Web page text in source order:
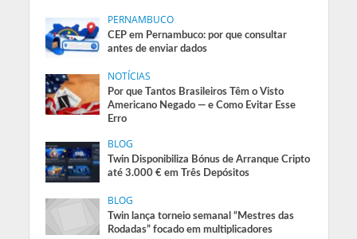
PERNAMBUCO
CEP em Pernambuco: por que consultar
antes de enviar dados
NOTÍCIAS
Por que Tantos Brasileiros Têm o Visto
Americano Negado — e Como Evitar Esse
Erro
BLOG
Twin Disponibiliza Bónus de Arranque Cripto
até 3.000 € em Três Depósitos
BLOG
Twin lança torneio semanal “Mestres das
Rodadas” focado em multiplicadores